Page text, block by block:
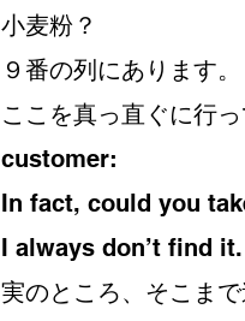
小麦粉？
９番の列にあります。
ここを真っ直ぐに行
customer:
In fact, could you
I always don’t find it.
実のところ、そこま